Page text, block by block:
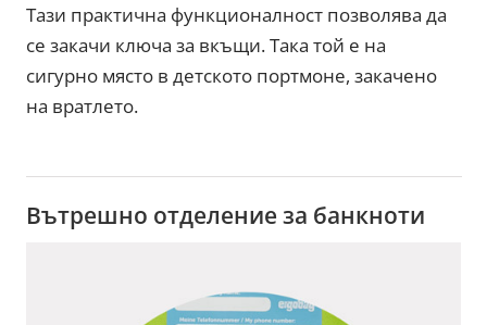
Тази практична функционалност позволява да
се закачи ключа за вкъщи. Така той е на
сигурно място в детското портмоне, закачено
на вратлето.
Вътрешно отделение за банкноти